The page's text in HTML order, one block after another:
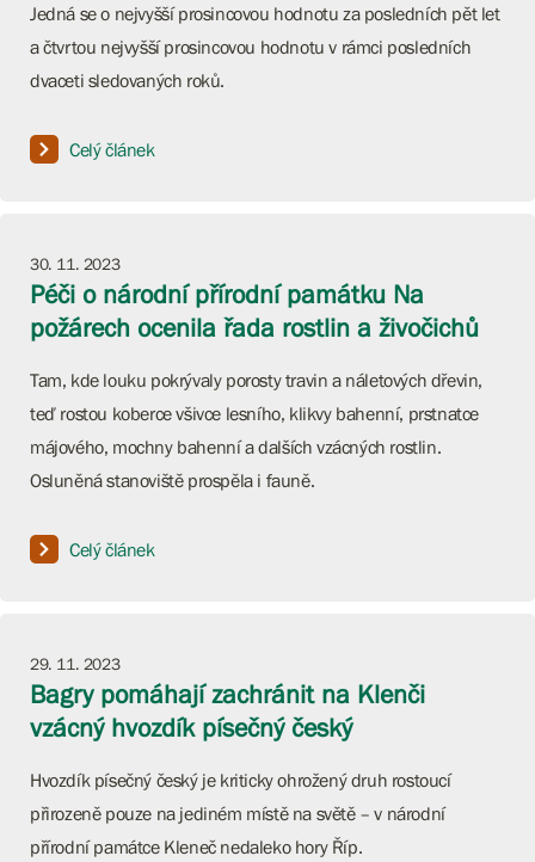
Jedná se o nejvyšší prosincovou hodnotu za posledních pět let
a čtvrtou nejvyšší prosincovou hodnotu v rámci posledních
dvaceti sledovaných roků.
Celý článek
30. 11. 2023
Péči o národní přírodní památku Na
požárech ocenila řada rostlin a živočichů
Tam, kde louku pokrývaly porosty travin a náletových dřevin,
teď rostou koberce všivce lesního, klikvy bahenní, prstnatce
májového, mochny bahenní a dalších vzácných rostlin.
Osluněná stanoviště prospěla i fauně.
Celý článek
29. 11. 2023
Bagry pomáhají zachránit na Klenči
vzácný hvozdík písečný český
Hvozdík písečný český je kriticky ohrožený druh rostoucí
přirozeně pouze na jediném místě na světě – v národní
přírodní památce Kleneč nedaleko hory Říp.